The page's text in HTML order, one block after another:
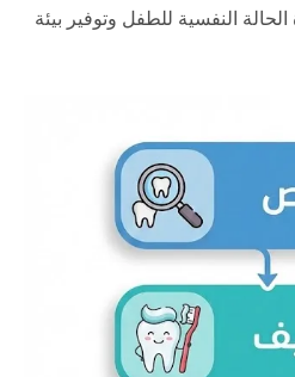
النفسية للطفل وتوفير بيئة